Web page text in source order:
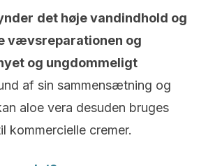
det høje vandindhold og
vævsreparationen og
og ungdommeligt
af sin sammensætning og
aloe vera desuden bruges
kommercielle cremer.